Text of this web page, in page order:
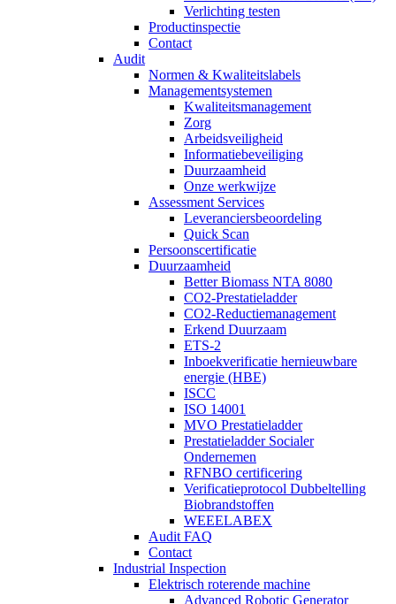
Verlichting testen
Productinspectie
Contact
Audit
Normen & Kwaliteitslabels
Managementsystemen
Kwaliteitsmanagement
Zorg
Arbeidsveiligheid
Informatiebeveiliging
Duurzaamheid
Onze werkwijze
Assessment Services
Leveranciersbeoordeling
Quick Scan
Persoonscertificatie
Duurzaamheid
Better Biomass NTA 8080
CO2-Prestatieladder
CO2-Reductiemanagement
Erkend Duurzaam
ETS-2
Inboekverificatie hernieuwbare
energie (HBE)
ISCC
ISO 14001
MVO Prestatieladder
Prestatieladder Socialer
Ondernemen
RFNBO certificering
Verificatieprotocol Dubbeltelling
Biobrandstoffen
WEEELABEX
Audit FAQ
Contact
Industrial Inspection
Elektrisch roterende machine
Advanced Robotic Generator